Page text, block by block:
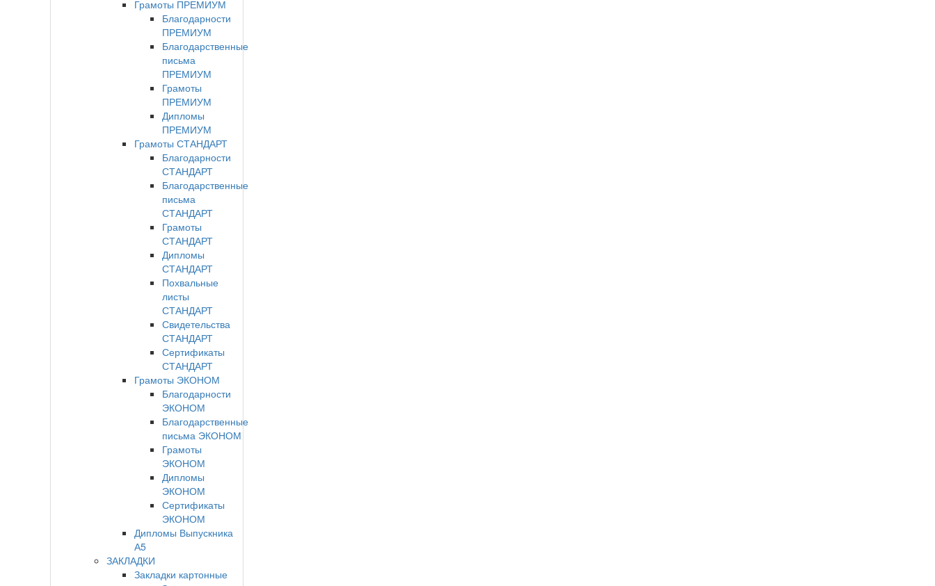
Грамоты ПРЕМИУМ
Благодарности
ПРЕМИУМ
Благодарственные
письма
ПРЕМИУМ
Грамоты
ПРЕМИУМ
Дипломы
ПРЕМИУМ
Грамоты СТАНДАРТ
Благодарности
СТАНДАРТ
Благодарственные
письма
СТАНДАРТ
Грамоты
СТАНДАРТ
Дипломы
СТАНДАРТ
Похвальные
листы
СТАНДАРТ
Свидетельства
СТАНДАРТ
Сертификаты
СТАНДАРТ
Грамоты ЭКОНОМ
Благодарности
ЭКОНОМ
Благодарственные
письма ЭКОНОМ
Грамоты
ЭКОНОМ
Дипломы
ЭКОНОМ
Сертификаты
ЭКОНОМ
Дипломы Выпускника
А5
ЗАКЛАДКИ
Закладки картонные